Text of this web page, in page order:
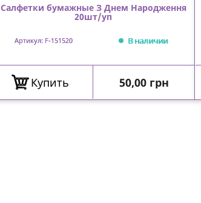
Салфетки бумажные З Днем Народження
20шт/уп
Артикул: F-151520 В наличии
Купить Цена
50,00 грн